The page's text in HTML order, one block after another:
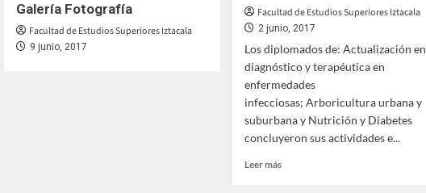
Galería Fotografía
Facultad de Estudios Superiores Iztacala
9 junio, 2017
Facultad de Estudios Superiores Iztacala
2 junio, 2017
Los diplomados de: Actualización en
diagnóstico y terapéutica en
enfermedades
infecciosas; Arboricultura urbana y
suburbana y Nutrición y Diabetes
concluyeron sus actividades e...
Leer másLeer